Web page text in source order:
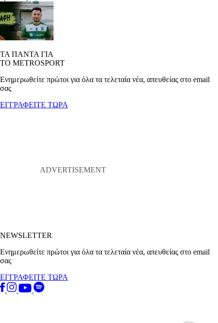
ΤΑ ΠΑΝΤΑ ΓΙΑ
ΤΟ METROSPORT
Ενημερωθείτε πρώτοι για όλα τα τελεταία νέα, απευθείας στο email
σας
ΕΓΓΡΑΦΕΙΤΕ ΤΩΡΑ
NEWSLETTER
Ενημερωθείτε πρώτοι για όλα τα τελεταία νέα, απευθείας στο email
σας
ΕΓΓΡΑΦΕΙΤΕ ΤΩΡΑ